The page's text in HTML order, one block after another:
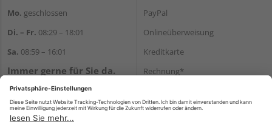
Mo. geschlossen
Di. – Fr. 08:29 – 18:01
Sa. 08:59 – 16:01
Immer gerne für Sie da.
E-Mail:kontakt@holzziller.de
PayPal
Onlineüberweisung
Kreditkarte
Rechnung*
Versand